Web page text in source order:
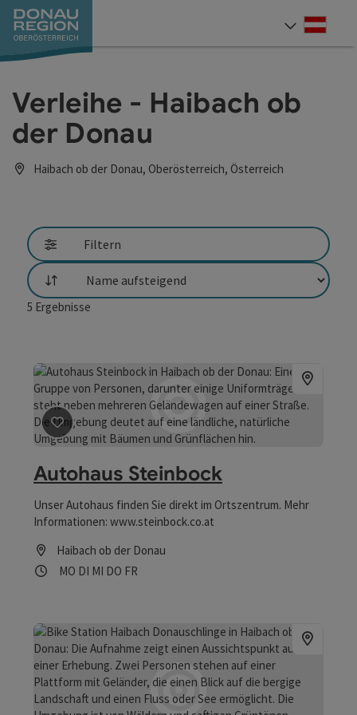
Zum Inhalt
Zur Navigation
Zum Seitenanfang
Zur Kontaktseite
Zum Impressum
Zur Startseite
Verleihe - Haibach ob
der Donau
Haibach ob der Donau, Oberösterreich, Österreich
Filtern
Sortierung
5 Ergebnisse
Beitrag merken: Autohaus Steinbock
Autohaus Steinbock
Unser Autohaus finden Sie direkt im Ortszentrum. Mehr
Informationen: www.steinbock.co.at
Haibach ob der Donau
Öffnungszeiten
MO Montag geöffnet
DI Dienstag geöffnet
MI Mittwoch geöffnet
DO Donnerstag geöffnet
FRFreitag geöffnet